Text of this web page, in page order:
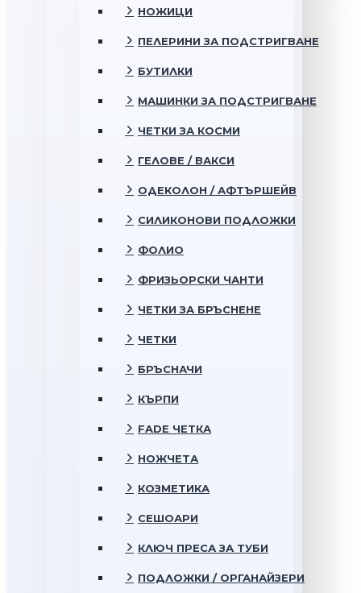
НОЖИЦИ
ПЕЛЕРИНИ ЗА ПОДСТРИГВАНЕ
БУТИЛКИ
МАШИНКИ ЗА ПОДСТРИГВАНЕ
ЧЕТКИ ЗА КОСМИ
ГЕЛОВЕ / ВАКСИ
ОДЕКОЛОН / АФТЪРШЕЙВ
СИЛИКОНОВИ ПОДЛОЖКИ
ФОЛИО
ФРИЗЬОРСКИ ЧАНТИ
ЧЕТКИ ЗА БРЪСНЕНЕ
ЧЕТКИ
БРЪСНАЧИ
КЪРПИ
FADE ЧЕТКА
НОЖЧЕТА
КОЗМЕТИКА
СЕШОАРИ
КЛЮЧ ПРЕСА ЗА ТУБИ
ПОДЛОЖКИ / ОРГАНАЙЗЕРИ